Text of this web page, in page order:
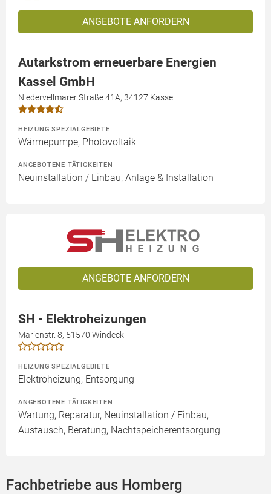
ANGEBOTE ANFORDERN
Autarkstrom erneuerbare Energien
Kassel GmbH
Niedervellmarer Straße 41A, 34127 Kassel
HEIZUNG SPEZIALGEBIETE
Wärmepumpe, Photovoltaik
ANGEBOTENE TÄTIGKEITEN
Neuinstallation / Einbau, Anlage & Installation
ANGEBOTE ANFORDERN
SH - Elektroheizungen
Marienstr. 8, 51570 Windeck
HEIZUNG SPEZIALGEBIETE
Elektroheizung, Entsorgung
ANGEBOTENE TÄTIGKEITEN
Wartung, Reparatur, Neuinstallation / Einbau,
Austausch, Beratung, Nachtspeicherentsorgung
Fachbetriebe aus Homberg